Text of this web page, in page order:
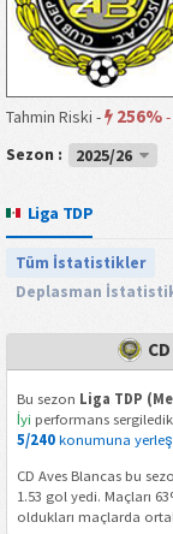
Tahmin Riski - 256%-
Sezon :
2025/26
Liga TDP
Tüm İstatistikler
Deplasman
Bu sezon Liga TDP
İyi performans
5/240konumuna
CD Aves Blancas bu
1.53 gol yedi. Maçları
oldukları maçlarda